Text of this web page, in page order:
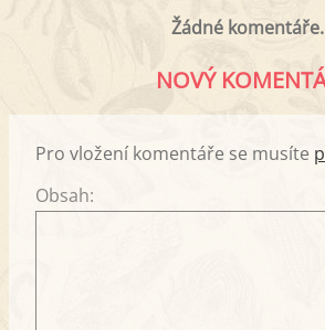
Žádné komentáře.
NOVÝ
Pro vložení komentáře se musíte
Obsah: